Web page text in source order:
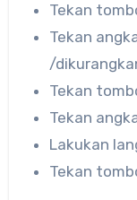
Tekan
Tekan
/
Tekan
Tekan
Lakukan
Tekan